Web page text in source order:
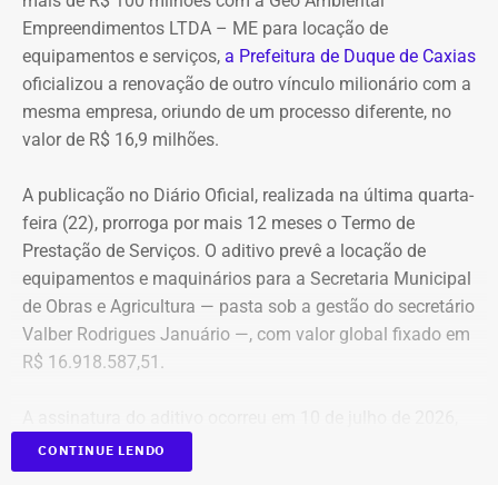
blindados em sua frota própria, razão pela qual optou
pela locação dos veículos por meio de adesão à ata do
GSI.
Os veículos serão destinados exclusivamente aos
Suprimentos (DSU) e Segurança e Governança (DSG). O
contrato foi firmado com a empresa Rei dos Blindados
Locação de Veículos Ltda. e prevê a locação de quatro
SUVs zero quilômetro, com blindagem nível III-A, sem
motorista e sem fornecimento de combustível.
Cada automóvel custará R$ 8.977,78 por mês,
Empreendimentos LTDA – ME para locação de
equipamentos e serviços, a Prefeitura de Duque de Caxias
oficializou a renovação de outro vínculo milionário com a
mesma empresa, oriundo de um processo diferente, no
valor de R$ 16,9 milhões.
A publicação no Diário Oficial, realizada na última quarta-
feira (22), prorroga por mais 12 meses o Termo de
Prestação de Serviços. O aditivo prevê a locação de
equipamentos e maquinários para a Secretaria Municipal
de Obras e Agricultura — pasta sob a gestão do secretário
Valber Rodrigues Januário —, com valor global fixado em
R$ 16.918.587,51.
garantindo a continuidade da prestação de serviços com
a emissão de uma nota de empenho parcial inicial no
CONTINUE LENDO